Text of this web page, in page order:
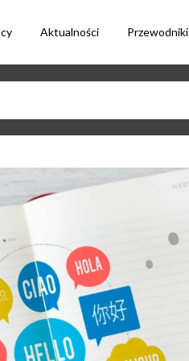
Aktualności Przewodniki